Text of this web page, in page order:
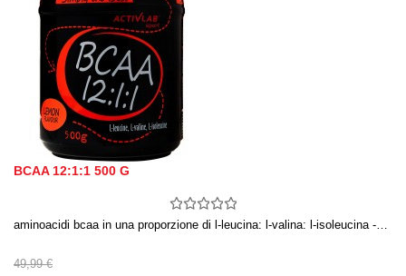
BCAA 12:1:1 500 G
aminoacidi bcaa in una proporzione di l-leucina: l-valina: l-isoleucina -…
49,99 €